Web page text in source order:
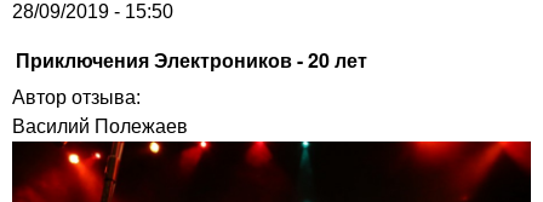
28/09/2019 - 15:50
Приключения Электроников - 20 лет
Автор отзыва:
Василий Полежаев